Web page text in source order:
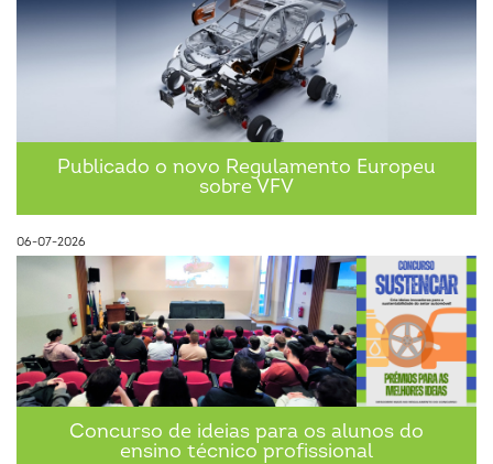
0 2 0 2 4 0 8
Publicado o novo Regulamento Europeu
sobre VFV
06-07-2026
Concurso de ideias para os alunos do
ensino técnico profissional